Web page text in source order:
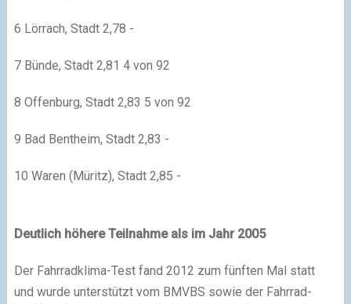
6 Lörrach, Stadt 2,78 -
7 Bünde, Stadt 2,81 4 von 92
8 Offenburg, Stadt 2,83 5 von 92
9 Bad Bentheim, Stadt 2,83 -
10 Waren (Müritz), Stadt 2,85 -
Deutlich höhere Teilnahme als im Jahr 2005
Der Fahrradklima-Test fand 2012 zum fünften Mal statt
und wurde unterstützt vom BMVBS sowie der Fahrrad-